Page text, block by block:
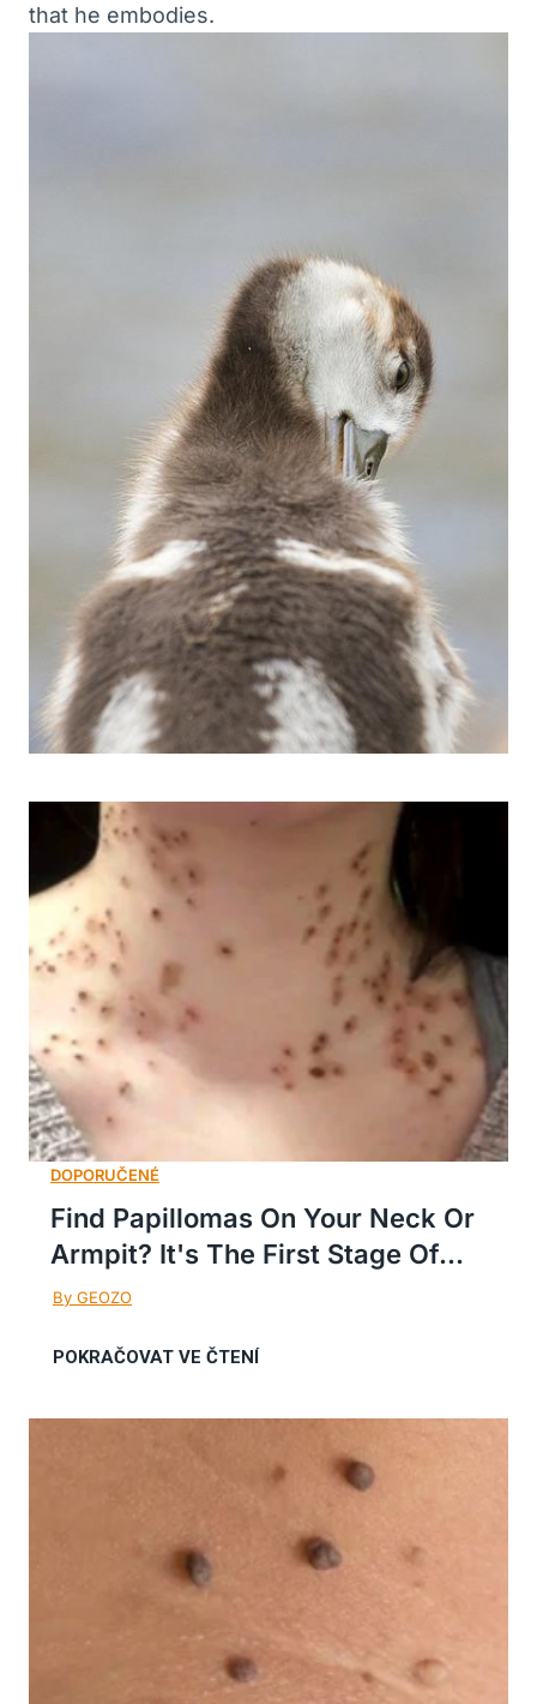
that he embodies.
Find Papillomas On Your Neck Or
Armpit? It's The First Stage Of...